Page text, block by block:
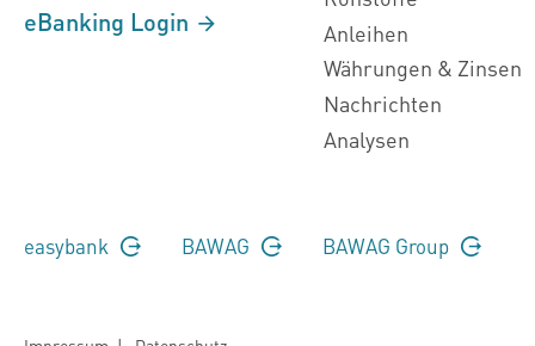
eBanking Login
Anleihen
Währungen & Zinsen
Nachrichten
Analysen
easybank BAWAG BAWAG Group